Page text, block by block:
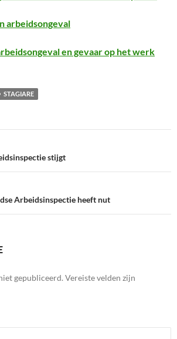
arbeidsongeval
en gevaar op het werk
STAGIARE
stijgt
Arbeidsinspectie heeft nut
gepubliceerd. Vereiste velden zijn